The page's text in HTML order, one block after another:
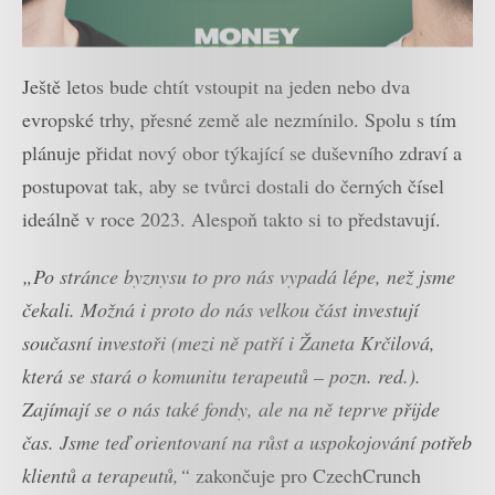
Ještě letos bude chtít vstoupit na jeden nebo dva
evropské trhy, přesné země ale nezmínilo. Spolu s tím
plánuje přidat nový obor týkající se duševního zdraví a
postupovat tak, aby se tvůrci dostali do černých čísel
ideálně v roce 2023. Alespoň takto si to představují.
„Po stránce byznysu to pro nás vypadá lépe, než jsme
čekali. Možná i proto do nás velkou část investují
současní investoři (mezi ně patří i Žaneta Krčilová,
která se stará o komunitu terapeutů – pozn. red.).
Zajímají se o nás také fondy, ale na ně teprve přijde
čas. Jsme teď orientovaní na růst a uspokojování potřeb
klientů a terapeutů,“ zakončuje pro CzechCrunch